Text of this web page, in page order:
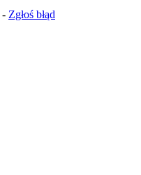
- Zgłoś błąd